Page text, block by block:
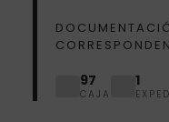
97
CAJA
1